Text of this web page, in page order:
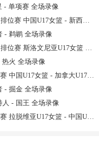
- 单项赛 全场录像
女篮 - 新西兰U17女篮 全场录像
- 鹈鹕 全场录像
亚U17女篮 - 中国U17女篮 全场录像
热火 全场录像
U17女篮 - 加拿大U17女篮 录像
- 掘金 全场录像
人 - 国王 全场录像
亚U17女篮 - 中国U17女篮 录像